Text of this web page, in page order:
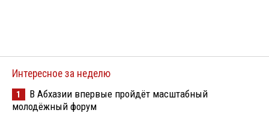
Интересное за неделю
1
В Абхазии впервые пройдёт масштабный
молодёжный форум